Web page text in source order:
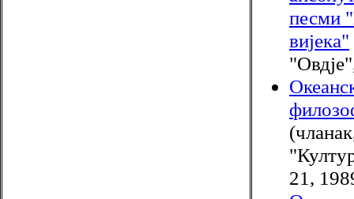
песми
вијека"
21,